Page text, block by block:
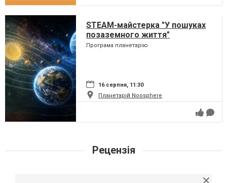
STEAM-майстерка "У пошуках
позаземного життя"
Програма планетарію
16 серпня, 11:30
Планетарій Noosphere
Рецензія